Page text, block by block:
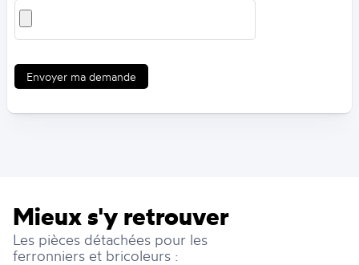
Envoyer ma demande
Mieux s'y retrouver
Les pièces détachées pour les
ferronniers et bricoleurs :